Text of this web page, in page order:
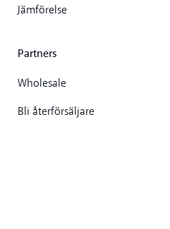
Jämförelse
Partners
Wholesale
Bli återförsäljare